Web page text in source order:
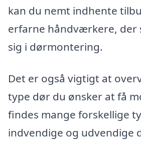
kan du nemt indhente
erfarne håndværkere, der
sig i dørmontering.
Det er også vigtigt at
type dør du ønsker at få
findes mange forskellige
indvendige og udvendige